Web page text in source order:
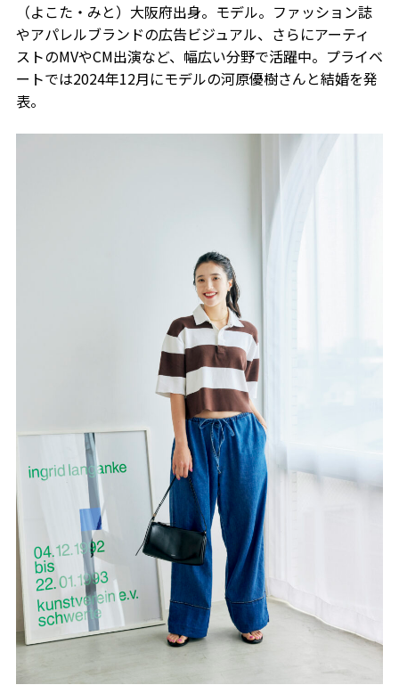
（よこた・みと）大阪府出身。モデル。ファッション誌
やアパレルブランドの広告ビジュアル、さらにアーティ
ストのMVやCM出演など、幅広い分野で活躍中。プライベ
ートでは2024年12月にモデルの河原優樹さんと結婚を発
表。